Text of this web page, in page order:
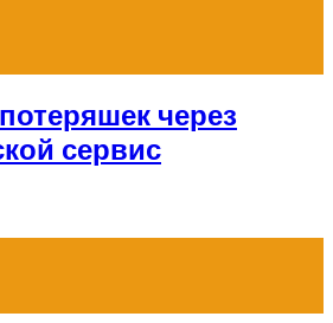
через
сервис